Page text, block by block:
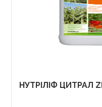
НУТРІЛІФ ЦИТРАЛ